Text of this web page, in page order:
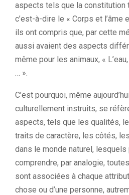
aspects tels que la constitution
c’est-à-dire le « Corps et l’âme
ils ont compris que, par cette
aussi avaient des aspects
même pour les animaux, «
… ».
C’est pourquoi, même
culturellement instruits, se
aspects, tels que les qualités,
traits de caractère, les côtés,
dans le monde naturel, lesquels
comprendre, par analogie,
sont associées à chaque
chose ou d’une personne,